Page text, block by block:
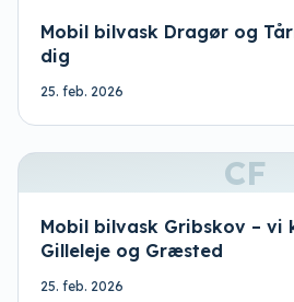
Mobil bilvask Dragør og
dig
25. feb. 2026
CF
Mobil bilvask Gribskov – vi
Gilleleje og Græsted
25. feb. 2026